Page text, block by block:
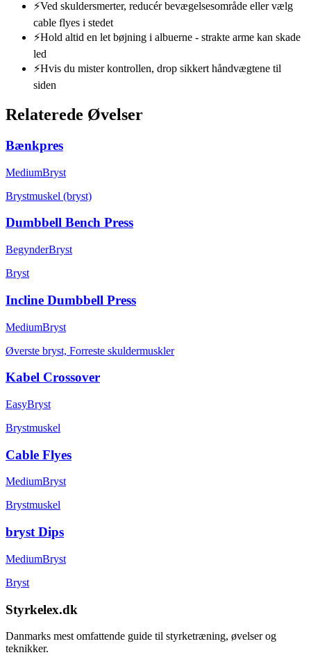
⚡Ved skuldersmerter, reducér bevægelsesområde eller vælg
cable flyes i stedet
⚡Hold altid en let bøjning i albuerne - strakte arme kan skade
led
⚡Hvis du mister kontrollen, drop sikkert håndvægtene til
siden
Relaterede Øvelser
Bænkpres
MediumBryst
Brystmuskel (bryst)
Dumbbell Bench Press
BegynderBryst
Bryst
Incline Dumbbell Press
MediumBryst
Øverste bryst, Forreste skuldermuskler
Kabel Crossover
EasyBryst
Brystmuskel
Cable Flyes
MediumBryst
Brystmuskel
bryst Dips
MediumBryst
Bryst
Styrkelex.dk
Danmarks mest omfattende guide til styrketræning, øvelser og
teknikker.